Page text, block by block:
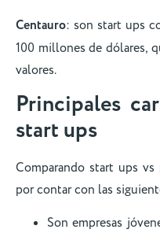
Centauro: son start ups
100 millones de dólares,
valores.
Principales
start ups
Comparando start ups vs
por contar con las
Son empresas